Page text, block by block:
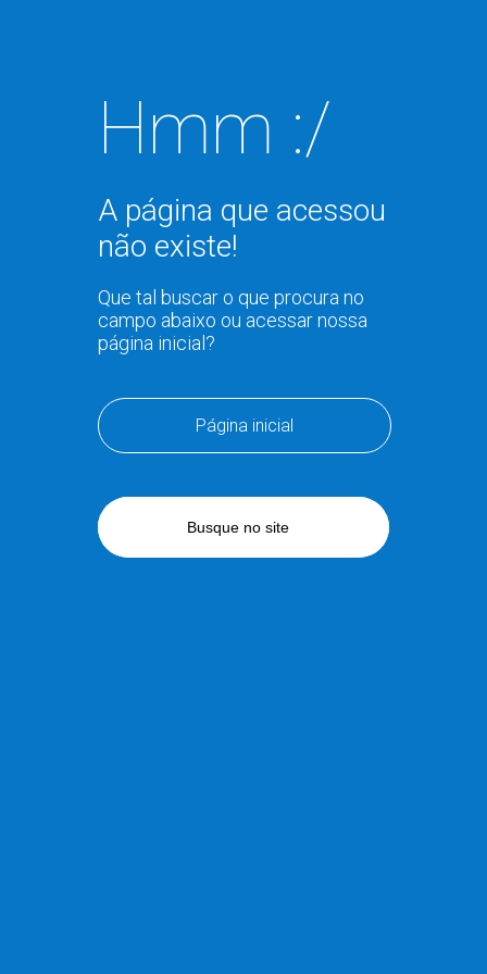
Hmm :/
A página que acessou
não existe!
Que tal buscar o que procura no
campo abaixo ou acessar nossa
página inicial?
Página inicial